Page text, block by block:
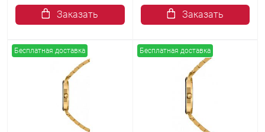
Заказать Заказать
Бесплатная доставка Бесплатная доставка